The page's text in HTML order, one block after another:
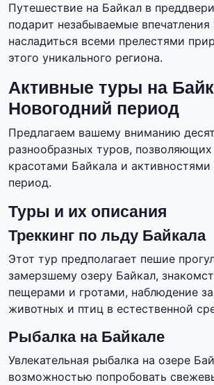
Путешествие на Байкал в
подарит незабываемые впечатления
насладиться всеми прелестями
этого уникального региона.
Активные туры на
Новогодний период
Предлагаем вашему вниманию
разнообразных туров, позволяющих
красотами Байкала и
период.
Туры и их описания
Треккинг по льду Байкала
Этот тур предполагает пешие
замерзшему озеру Байкал,
пещерами и гротами, наблюдение
животных и птиц в естественной
Рыбалка на Байкале
Увлекательная рыбалка на озере
возможностью попробовать